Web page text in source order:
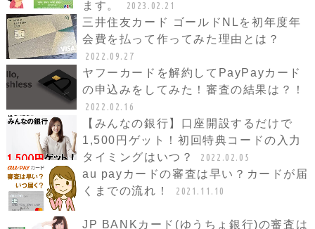
ます。
2023.02.21
三井住友カード ゴールドNLを初年度年
会費を払って作ってみた理由とは？
2022.09.27
ヤフーカードを解約してPayPayカード
の申込みをしてみた！審査の結果は？！
2022.02.16
【みんなの銀行】口座開設するだけで
1,500円ゲット！初回特典コードの入力
タイミングはいつ？
2022.02.05
au payカードの審査は早い？カードが届
くまでの流れ！
2021.11.10
JP BANKカード(ゆうちょ銀行)の審査は